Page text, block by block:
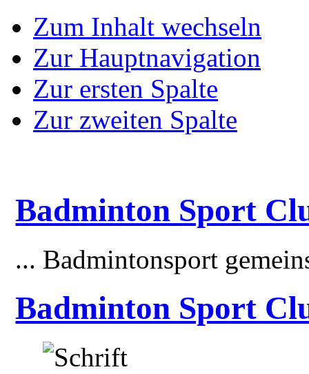
Zum Inhalt wechseln
Zur Hauptnavigation
Zur ersten Spalte
Zur zweiten Spalte
Badminton Sport
... Badmintonsport
Badminton Sport